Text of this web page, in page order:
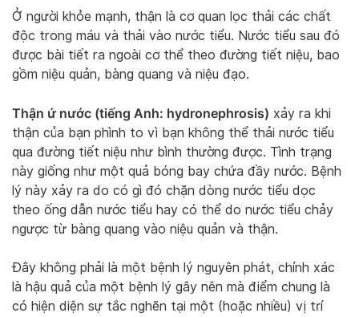
Ở người khỏe mạnh, thận là cơ quan lọc thải các chất
độc trong máu và thải vào nước tiểu. Nước tiểu sau đó
được bài tiết ra ngoài cơ thể theo đường tiết niệu, bao
gồm niệu quản, bàng quang và niệu đạo.
Thận ứ nước (tiếng Anh: hydronephrosis) xảy ra khi
thận của bạn phình to vì bạn không thể thải nước tiểu
qua đường tiết niệu như bình thường được. Tình trạng
này giống như một quả bóng bay chứa đầy nước. Bệnh
lý này xảy ra do có gì đó chặn dòng nước tiểu dọc
theo ống dẫn nước tiểu hay có thể do nước tiểu chảy
ngược từ bàng quang vào niệu quản và thận.
Đây không phải là một bệnh lý nguyên phát, chính xác
là hậu quả của một bệnh lý gây nên mà điểm chung là
có hiện diện sự tắc nghẽn tại một (hoặc nhiều) vị trí